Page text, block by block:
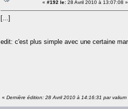
« #192 le: 28 Avril 2010 à 13:07:08 »
[...]
edit: c'est plus simple avec une certaine
« Dernière édition: 28 Avril 2010 à 14:16:31 par valium